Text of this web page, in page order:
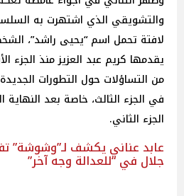
والتشويقي الذي اشتهرت به
لافتة تحمل اسم “يحيى راشد”،
يقدمها كريم عبد العزيز منذ الجزء
من التساؤلات حول التطورات
في الجزء الثالث، خاصة بعد النهاية
الجزء الثاني.
عابد عناني يكشف لـ”وشوشة”
جلال في “للعدالة وجه آخر”